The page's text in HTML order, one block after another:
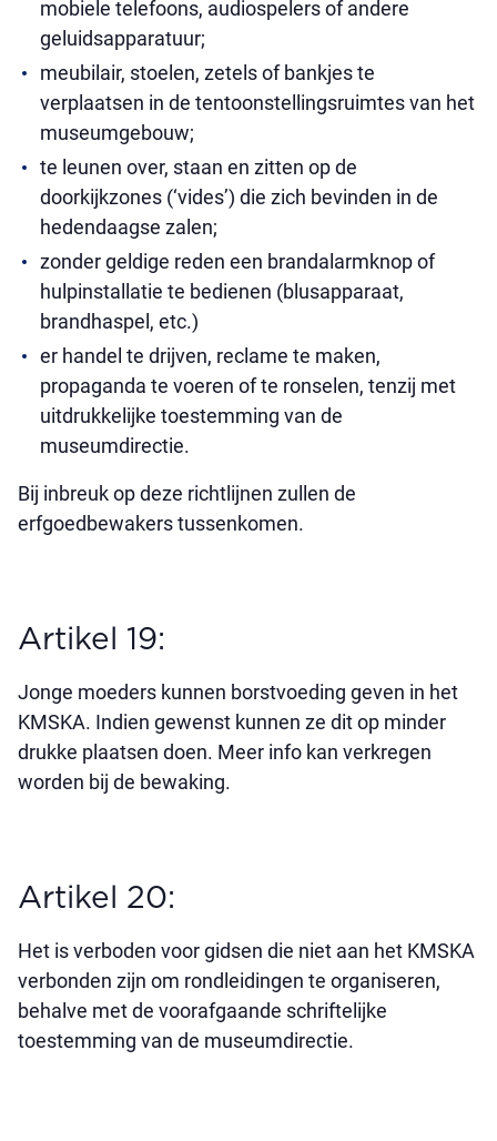
mobiele telefoons, audiospelers of andere
geluidsapparatuur;
meubilair, stoelen, zetels of bankjes te
verplaatsen in de tentoonstellingsruimtes van het
museumgebouw;
te leunen over, staan en zitten op de
doorkijkzones (‘vides’) die zich bevinden in de
hedendaagse zalen;
zonder geldige reden een brandalarmknop of
hulpinstallatie te bedienen (blusapparaat,
brandhaspel, etc.)
er handel te drijven, reclame te maken,
propaganda te voeren of te ronselen, tenzij met
uitdrukkelijke toestemming van de
museumdirectie.
Bij inbreuk op deze richtlijnen zullen de
erfgoedbewakers tussenkomen.
Artikel 19:
Jonge moeders kunnen borstvoeding geven in het
KMSKA. Indien gewenst kunnen ze dit op minder
drukke plaatsen doen. Meer info kan verkregen
worden bij de bewaking.
Artikel 20:
Het is verboden voor gidsen die niet aan het KMSKA
verbonden zijn om rondleidingen te organiseren,
behalve met de voorafgaande schriftelijke
toestemming van de museumdirectie.